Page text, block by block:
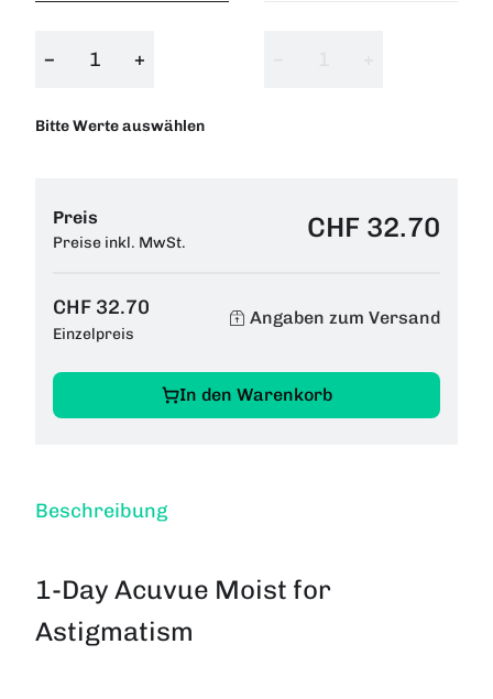
− +
Bitte Werte auswählen
Preis
Preise inkl. MwSt. CHF 32.70
CHF 32.70
Einzelpreis
Angaben zum Versand
In den Warenkorb
Beschreibung
1-Day Acuvue Moist for
Astigmatism